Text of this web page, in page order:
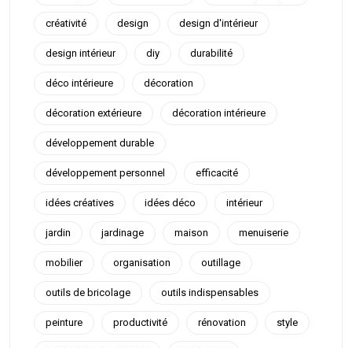
créativité design design d'intérieur
design intérieur diy durabilité
déco intérieure décoration
décoration extérieure décoration intérieure
développement durable
développement personnel efficacité
idées créatives idées déco intérieur
jardin jardinage maison menuiserie
mobilier organisation outillage
outils de bricolage outils indispensables
peinture productivité rénovation style